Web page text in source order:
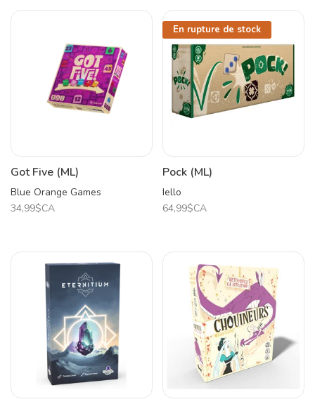
Got Five (ML)
Blue Orange Games
34,99$CA
En rupture de stock
Pock (ML)
Iello
64,99$CA